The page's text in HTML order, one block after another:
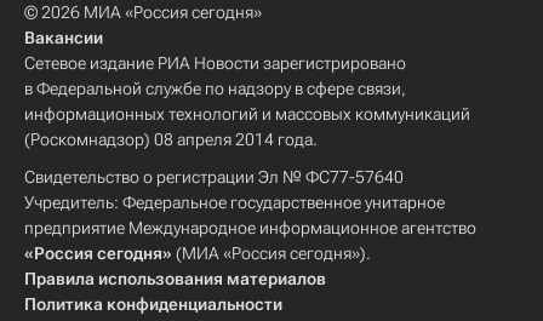
© 2026 МИА «Россия сегодня»
Вакансии
Сетевое издание РИА Новости зарегистрировано
в Федеральной службе по надзору в сфере связи,
информационных технологий и массовых коммуникаций
(Роскомнадзор) 08 апреля 2014 года.
Свидетельство о регистрации Эл № ФС77-57640
Учредитель: Федеральное государственное унитарное
предприятие Международное информационное агентство
«Россия сегодня» (МИА «Россия сегодня»).
Правила использования материалов
Политика конфиденциальности